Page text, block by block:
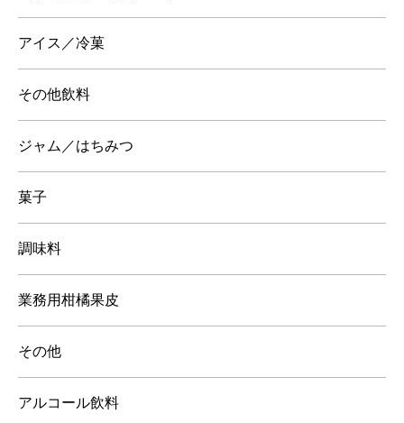
アイス／冷菓
その他飲料
ジャム／はちみつ
菓子
調味料
業務用柑橘果皮
その他
アルコール飲料